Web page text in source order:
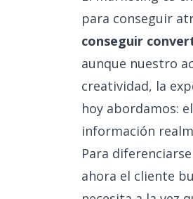
para conseguir
conseguir
aunque nuestro
creatividad, la
hoy abordamos: el
información
Para
ahora el cliente